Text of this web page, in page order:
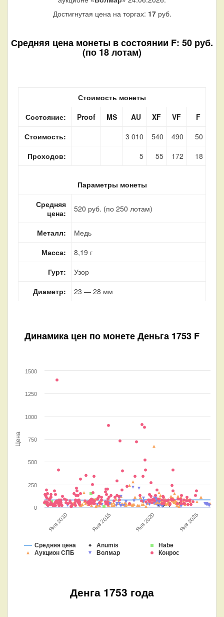
Достигнутая цена на торгах: 17руб.
Средняя цена монеты в состоянии F: 50 руб.
(по 18 лотам)
Стоимость монеты
Состояние:
Proof MS AU XF VF
F
Стоимость:
3 010 540 490
50
Проходов:
5 55 172 18
Параметры монеты
Средняя
цена:
520 руб. (по 250 лотам)
Металл:
Медь
Масса:
8,19 г
Гурт:
Узор
Диаметр:
23 — 28 мм
Динамика цен по монетеДеньга 1753 F
Цена
Средняя цена Anumis
Habe
Аукцион СПБ
Волмар Конрос
Янв 2010 Янв 2015 Янв 2020 Янв 2025
0
250
500
750
1000
1250
1500
Денга 1753 года